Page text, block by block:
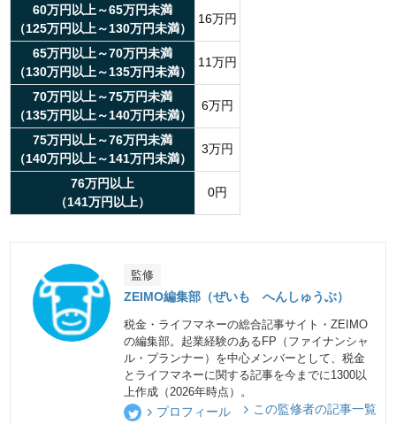
60万円以上～65万円未満
（125万円以上～130万円未満）
16万円
65万円以上～70万円未満
（130万円以上～135万円未満）
11万円
70万円以上～75万円未満
（135万円以上～140万円未満）
6万円
75万円以上～76万円未満
（140万円以上～141万円未満）
3万円
76万円以上
（141万円以上）
0円
監修
ZEIMO編集部（ぜいも へんしゅうぶ）
税金・ライフマネーの総合記事サイト・ZEIMO
の編集部。起業経験のあるFP（ファイナンシャ
ル・プランナー）を中心メンバーとして、税金
とライフマネーに関する記事を今までに1300以
上作成（2026年時点）。
プロフィール この監修者の記事一覧